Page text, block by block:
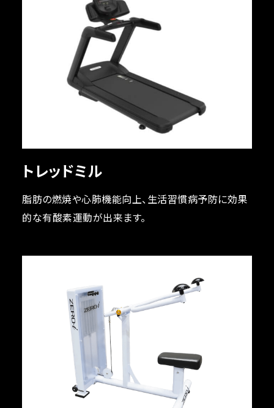
トレッドミル
脂肪の燃焼や心肺機能向上、生活習慣病予防に効果
的な有酸素運動が出来ます。